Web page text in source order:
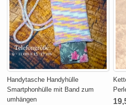
Handytasche Handyhülle
Smartphonhülle mit Band zum
umhängen